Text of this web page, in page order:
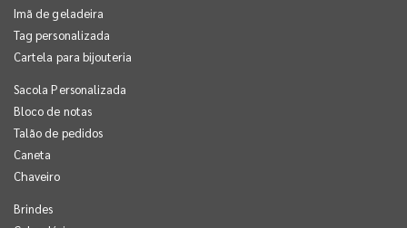
Imã de geladeira
Tag personalizada
Cartela para bijouteria
Sacola Personalizada
Bloco de notas
Talão de pedidos
Caneta
Chaveiro
Brindes